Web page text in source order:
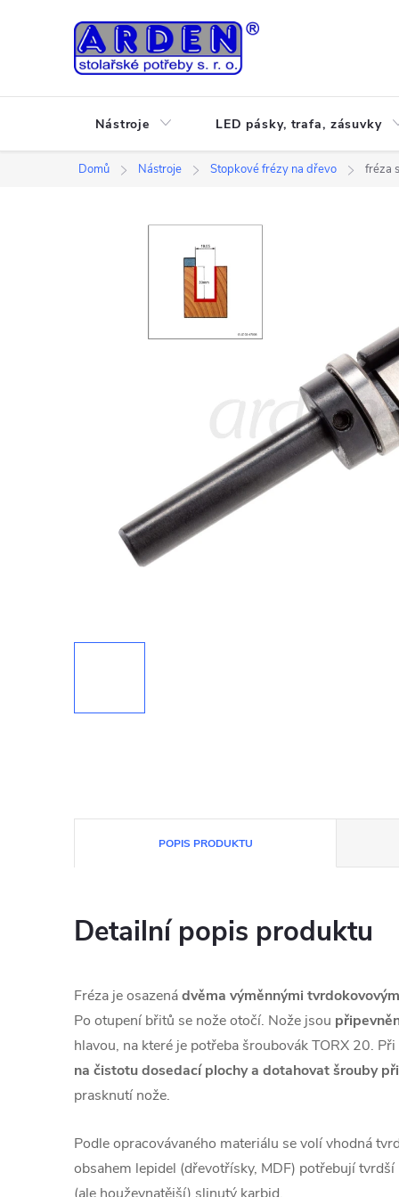
Nástroje LED pásky, trafa, zásuvky
Domů Nástroje Stopkové frézy na dřevo fréza
POPIS PRODUKTU
Detailní popis produktu
Fréza je osazenádvěma výměnnými
Po otupení břitů se nože otočí. Nože jsou
hlavou, na které je potřeba šroubovák TORX 20.
na čistotu dosedací plochya dotahovat šrouby
prasknutí nože.
Podle opracovávaného materiálu se volí vhodná
obsahem lepidel (dřevotřísky, MDF) potřebují